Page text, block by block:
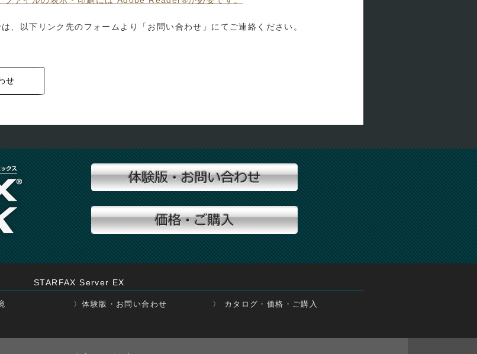
、以下リンク先のフォームより「お問い合わせ」にてご連絡ください。
せ
STARFAX Server EX
〉体験版・お問い合わせ 〉 カタログ・価格・ご購入